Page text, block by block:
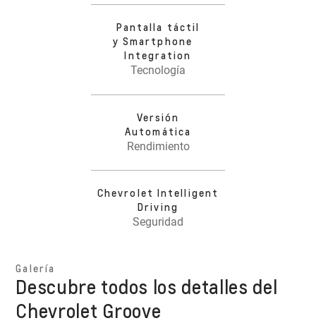
Pantalla táctil
y Smartphone
Integration
Tecnología
Versión
Automática
Rendimiento
Chevrolet Intelligent
Driving
Seguridad
Galería
Descubre todos los detalles del
Chevrolet Groove